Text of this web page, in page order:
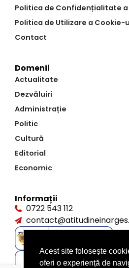
Politica de Confidențialitate a
Politica de Utilizare a Cookie-
Contact
Domenii
Actualitate
Dezvăluiri
Administrație
Politic
Cultură
Editorial
Economic
Informații
0722 543 112
Acest site folosește
oferi o experiență de